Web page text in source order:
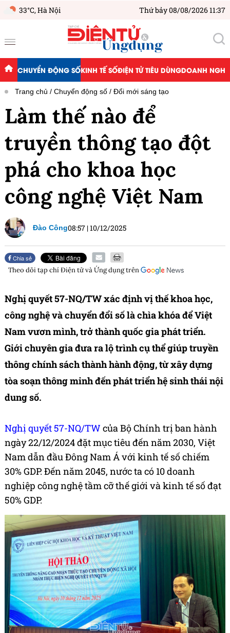
33°C,Hà Nội Thứ bảy 08/08/2026 11:37
CHUYỂN ĐỘNG SỐKINH TẾ SỐĐIỆN TỬ TIÊU DÙNGDOANH
Trang chủ Chuyển động số Đổi mới sáng tạo
Làm thế nào để
truyền thông tạo đột
phá cho khoa học
công nghệ Việt Nam
Đào Công08:57 |10/12/2025
Chia sẻ
Theo dõi tạp chíĐiện tử và Ứng dụngtrên
Nghị quyết 57-NQ/TW xác định vị thế khoa học,
công nghệ và chuyển đổi số là chìa khóa để Việt
Nam vươn mình, trở thành quốc gia phát triển.
Giới chuyên gia đưa ra lộ trình cụ thể giúp truyền
thông chính sách thành hành động, từ xây dựng
tòa soạn thông minh đến phát triển hệ sinh thái nội
dung số.
Nghị quyết 57-NQ/TW của Bộ Chính trị ban hành
ngày 22/12/2024 đặt mục tiêu đến năm 2030, Việt
Nam dẫn đầu Đông Nam Á với kinh tế số chiếm
30% GDP. Đến năm 2045, nước ta có 10 doanh
nghiệp công nghệ tầm cỡ thế giới và kinh tế số đạt
50% GDP.